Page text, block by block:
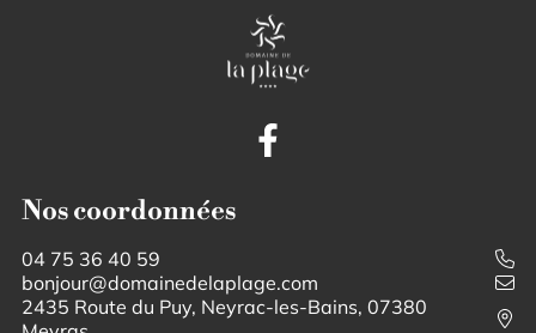
Nos coordonnées
04 75 36 40 59
bonjour@domainedelaplage.com
2435 Route du Puy, Neyrac-les-Bains, 07380